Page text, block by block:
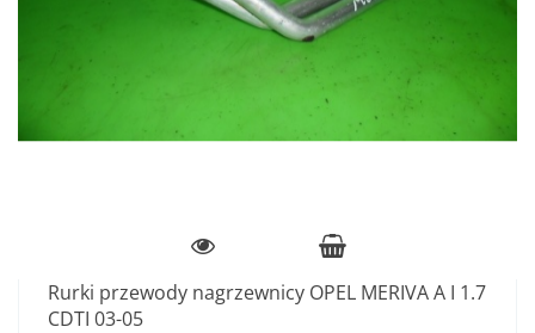
Rurki przewody nagrzewnicy OPEL MERIVA A I 1.7
CDTI 03-05